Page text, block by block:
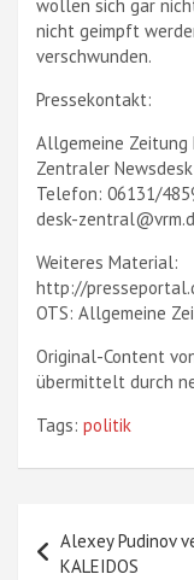
wollen sich gar
nicht geimpft
verschwunden.
Pressekontakt:
Allgemeine Zeitung
Zentraler Newsdesk
Telefon: 06131/
desk-
Weiteres Material:
http://
OTS: Allgemeine
Original-Content
übermittelt durch
Tags: politik
Alexey Pudinov
KALEIDOS